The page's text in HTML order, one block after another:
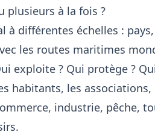
plusieurs à la fois ?
à différentes échelles :
les routes maritimes
exploite ? Qui protège ?
habitants, les
industrie, pêche,